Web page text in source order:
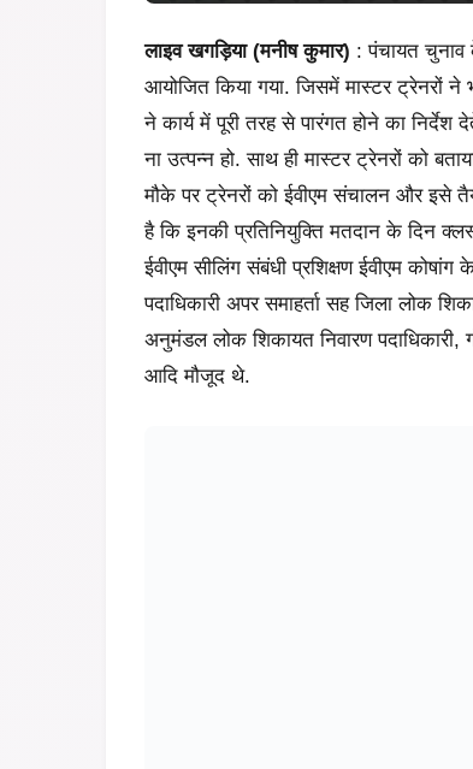
लाइव खगड़िया (मनीष कुमार) : पंचायत चुनाव
आयोजित किया गया. जिसमें मास्टर ट्रेनरों ने
ने कार्य में पूरी तरह से पारंगत होने का निर्देश
ना उत्पन्न हो. साथ ही मास्टर ट्रेनरों को
मौके पर ट्रेनरों को ईवीएम संचालन और इसे
है कि इनकी प्रतिनियुक्ति मतदान के दिन
ईवीएम सीलिंग संबंधी प्रशिक्षण ईवीएम कोषांग
पदाधिकारी अपर समाहर्ता सह जिला लोक
अनुमंडल लोक शिकायत निवारण पदाधिकारी,
आदि मौजूद थे.